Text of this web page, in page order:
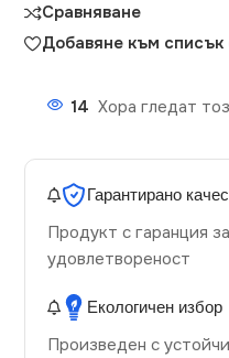
Сравняване
Добавяне към списък
14 Хора гледат
Гарантирано
Продукт с гаранция
удовлетвореност
Екологичен избор
Произведен с